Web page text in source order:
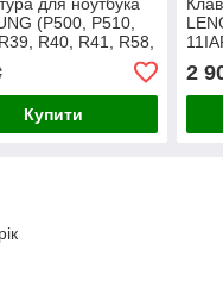
(P500, P510,
R40, R41, R58,
R510, R560)
Купити
2